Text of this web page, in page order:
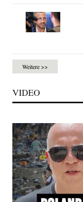
Weitere >>
VIDEO